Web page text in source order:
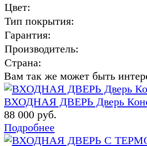
Цвет:
Тип покрытия:
Гарантия:
Производитель:
Страна:
Вам так же может быть
ВХОДНАЯ ДВЕРЬ Дверь
88 000 руб.
Подробнее